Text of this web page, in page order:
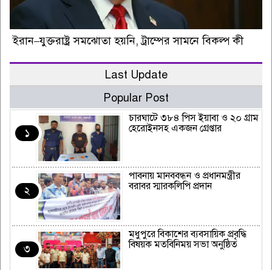
ইরান–যুক্তরাষ্ট্র সমঝোতা হয়নি, ট্রাম্পের সামনে বিকল্প কী
Last Update
Popular Post
১
চারঘাটে ৩৮৪ পিস ইয়াবা ও ২০ গ্রাম
হেরোইনসহ একজন গ্রেপ্তার
২
পাবনায় মানববন্ধন ও প্রধানমন্ত্রীর
বরাবর স্মারকলিপি প্রদান
৩
মধুপুরে বিকাশের ব্যবসায়িক প্রবৃদ্ধি
বিষয়ক মতবিনিময় সভা অনুষ্ঠিত